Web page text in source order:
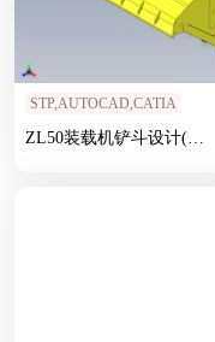
STP,AUTOCAD,CATIA
ZL50装载机铲斗设计(
三维